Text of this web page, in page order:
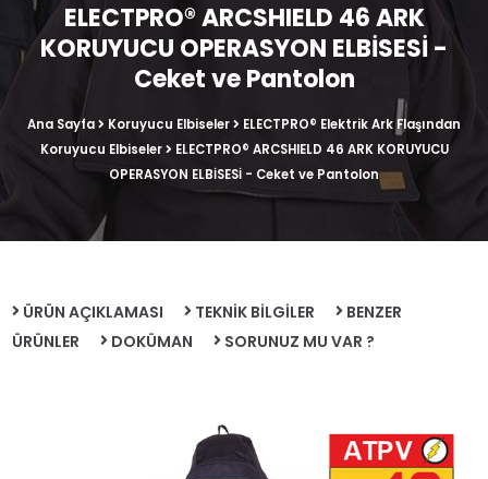
ELECTPRO® ARCSHIELD 46 ARK
KORUYUCU OPERASYON ELBİSESİ -
Ceket ve Pantolon
Ana Sayfa Koruyucu Elbiseler
ELECTPRO® Elektrik Ark Flaşından
Koruyucu Elbiseler
ELECTPRO® ARCSHIELD 46 ARK KORUYUCU
OPERASYON ELBİSESİ - Ceket ve Pantolon
ÜRÜN AÇIKLAMASI TEKNİK BİLGİLER
BENZER
ÜRÜNLER
DOKÜMAN SORUNUZ MU VAR ?